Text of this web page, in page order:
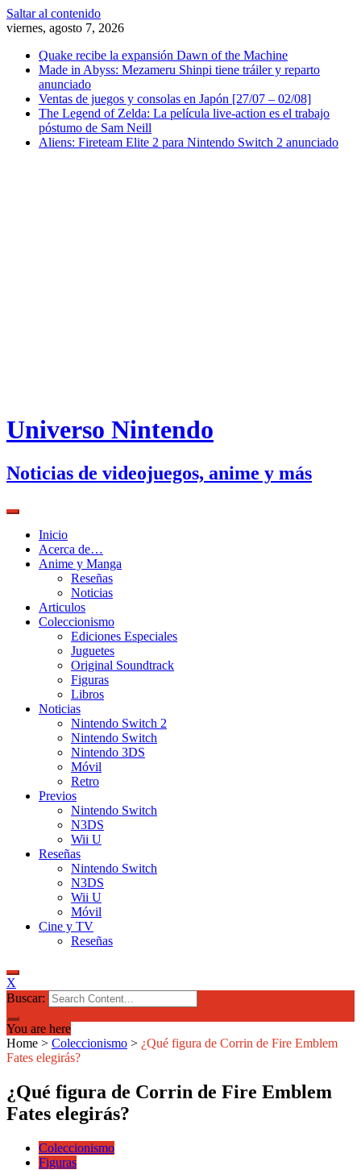
Saltar al contenido
viernes, agosto 7, 2026
Quake recibe la expansión Dawn of the Machine
Made in Abyss: Mezameru Shinpi tiene tráiler y reparto
anunciado
Ventas de juegos y consolas en Japón [27/07 – 02/08]
The Legend of Zelda: La película live-action es el trabajo
póstumo de Sam Neill
Aliens: Fireteam Elite 2 para Nintendo Switch 2 anunciado
Universo Nintendo
Noticias de videojuegos, anime y más
Inicio
Acerca de…
Anime y Manga
Reseñas
Noticias
Articulos
Coleccionismo
Ediciones Especiales
Juguetes
Original Soundtrack
Figuras
Libros
Noticias
Nintendo Switch 2
Nintendo Switch
Nintendo 3DS
Móvil
Retro
Previos
Nintendo Switch
N3DS
Wii U
Reseñas
Nintendo Switch
N3DS
Wii U
Móvil
Cine y TV
Reseñas
X
Buscar:
You are here
Home > Coleccionismo > ¿Qué figura de Corrin de Fire Emblem
Fates elegirás?
¿Qué figura de Corrin de Fire Emblem
Fates elegirás?
Coleccionismo
Figuras